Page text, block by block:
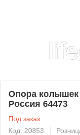
Опора
Россия 64473
Под заказ
Код: 20853